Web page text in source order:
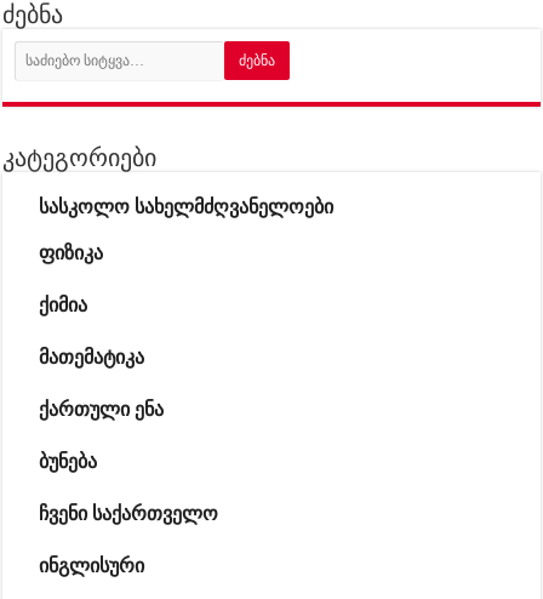
ძებნა
კატეგორიები
სასკოლო სახელმძღვანელოები
ფიზიკა
ქიმია
მათემატიკა
ქართული ენა
ბუნება
ჩვენი საქართველო
ინგლისური